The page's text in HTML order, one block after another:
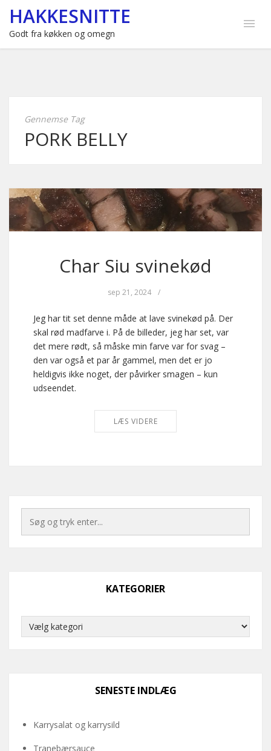
HAKKESNITTE
Godt fra køkken og omegn
Gennemse Tag
PORK BELLY
Char Siu svinekød
sep 21, 2024 /
Jeg har tit set denne måde at lave svinekød på. Der
skal rød madfarve i. På de billeder, jeg har set, var
det mere rødt, så måske min farve var for svag –
den var også et par år gammel, men det er jo
heldigvis ikke noget, der påvirker smagen – kun
udseendet.
LÆS VIDERE
KATEGORIER
Kategorier
SENESTE INDLÆG
Karrysalat og karrysild
Tranebærsauce